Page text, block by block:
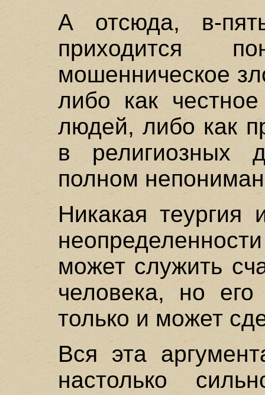
А отсюда, в-
приходится
мошенническое
либо как
людей, либо как
в религиозных
полном
Никакая теургия
может служить
человека, но его
только и может
Вся эта
настолько